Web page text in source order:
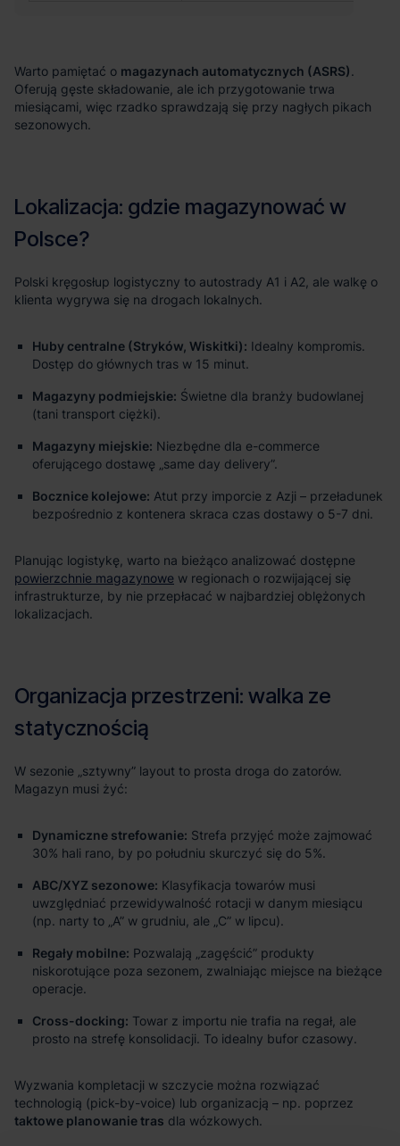
magazynach automatycznych (ASRS)
Huby centralne (Stryków, Wiskitki): Idealny kompromis.
Dostęp do głównych tras w 15 minut.
Magazyny podmiejskie: Świetne dla branży budowlanej
(tani transport ciężki).
Magazyny miejskie: Niezbędne dla e-commerce
oferującego dostawę „same day delivery”.
Bocznice kolejowe: Atut przy imporcie z Azji – przeładunek
bezpośrednio z kontenera skraca czas dostawy o 5-7 dni.
powierzchnie magazynowe
Dynamiczne strefowanie: Strefa przyjęć może zajmować
30% hali rano, by po południu skurczyć się do 5%.
ABC/XYZ sezonowe: Klasyfikacja towarów musi
uwzględniać przewidywalność rotacji w danym miesiącu
(np. narty to „A” w grudniu, ale „C” w lipcu).
Regały mobilne: Pozwalają „zagęścić” produkty
niskorotujące poza sezonem, zwalniając miejsce na bieżące
operacje.
Cross-docking: Towar z importu nie trafia na regał, ale
prosto na strefę konsolidacji. To idealny bufor czasowy.
taktowe planowanie tras